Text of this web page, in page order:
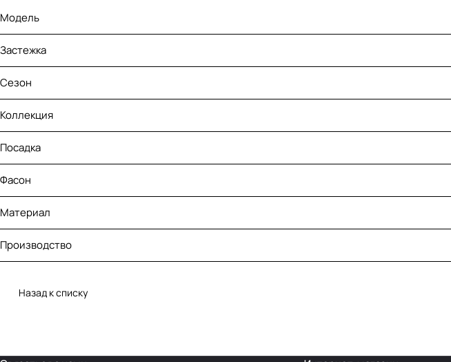
Модель
Застежка
Сезон
Коллекция
Посадка
Фасон
Материал
Производство
Назад к списку